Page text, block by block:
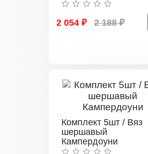
2 054 ₽ 2 188 ₽
Комплект 5шт / Вяз
шершавый
Кампердоуни